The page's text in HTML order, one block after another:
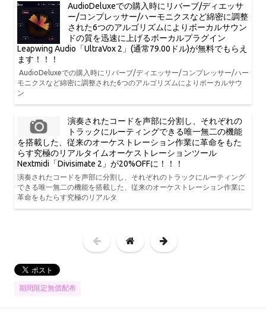
AudioDeluxeでの購入時にリバーブ/ディエッサ
ー/コンプレッサー/ハーモニクスなど綿密に調整
された6つのアルゴリズムによりボーカルサウン
ドの質を迅速に上げるボーカルプラグイン
Leapwing Audio「UltraVox 2」(通常79.00ドル)が無料でもらえ
ます！！！
AudioDeluxeでの購入時にリバーブ/ディエッサー/コンプレッサー/ハー
モニクスなど綿密に調整された6つのアルゴリズムによりボーカルサウ
ン
演奏されたコードを声部に分割し、それぞれの
トラックにルーティングできる唯一無二の機能
を搭載した、従来のオーケストレーション作業に革命をもた
らす究極のリアルタイムオーケストレーションツール
Nextmidi「Divisimate 2」が20%OFFに！！！
演奏されたコードを声部に分割し、それぞれのトラックにルーティング
できる唯一無二の機能を搭載した、従来のオーケストレーション作業に
革命をもたらす究極のリアルタ
期間限定無償配布